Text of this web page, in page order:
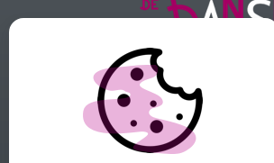
GALERIE DE LA DANSE
1 rue midol 25000 Besançon